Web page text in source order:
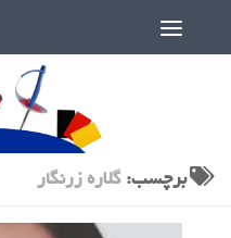
برچسب:گلاره زرنگار